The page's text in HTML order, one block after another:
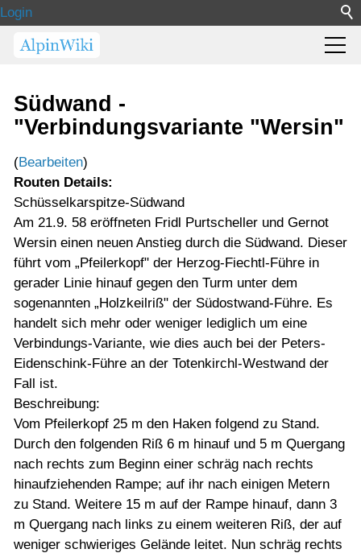
Login
Südwand -
"Verbindungsvariante "Wersin"
(Bearbeiten)
Routen Details:
Schüsselkarspitze-Südwand
Am 21.9. 58 eröffneten Fridl Purtscheller und Gernot
Wersin einen neuen Anstieg durch die Südwand. Dieser
führt vom „Pfeilerkopf" der Herzog-Fiechtl-Führe in
gerader Linie hinauf gegen den Turm unter dem
sogenannten „Holzkeilriß" der Südostwand-Führe. Es
handelt sich mehr oder weniger lediglich um eine
Verbindungs-Variante, wie dies auch bei der Peters-
Eidenschink-Führe an der Totenkirchl-Westwand der
Fall ist.
Beschreibung:
Vom Pfeilerkopf 25 m den Haken folgend zu Stand.
Durch den folgenden Riß 6 m hinauf und 5 m Quergang
nach rechts zum Beginn einer schräg nach rechts
hinaufziehenden Rampe; auf ihr nach einigen Metern
zu Stand. Weitere 15 m auf der Rampe hinauf, dann 3
m Quergang nach links zu einem weiteren Riß, der auf
weniger schwieriges Gelände leitet. Nun schräg rechts